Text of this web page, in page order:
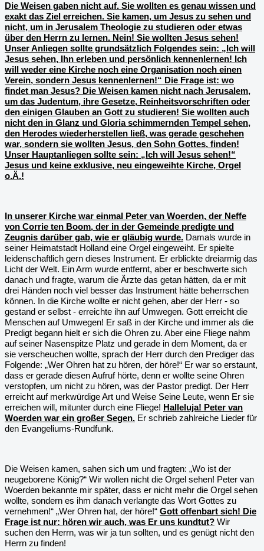
Die Weisen gaben nicht auf. Sie wollten es genau wissen und
exakt das Ziel erreichen. Sie kamen, um Jesus zu sehen und
nicht, um in Jerusalem Theologie zu studieren oder etwas
über den Herrn zu lernen. Nein! Sie wollten Jesus sehen!
Unser Anliegen sollte grundsätzlich Folgendes sein: „Ich will
Jesus sehen, Ihn erleben und persönlich kennenlernen! Ich
will weder eine Kirche noch eine Organisation noch einen
Verein, sondern Jesus kennenlernen!“ Die Frage ist: wo
findet man Jesus? Die Weisen kamen nicht nach Jerusalem,
um das Judentum, ihre Gesetze, Reinheitsvorschriften oder
den einigen Glauben an Gott zu studieren! Sie wollten auch
nicht den in Glanz und Gloria schimmernden Tempel sehen,
den Herodes wiederherstellen ließ, was gerade geschehen
war, sondern sie wollten Jesus, den Sohn Gottes, finden!
Unser Hauptanliegen sollte sein: „Ich will Jesus sehen!“
Jesus und keine exklusive, neu eingeweihte Kirche, Orgel
o.Ä.!
In unserer Kirche war einmal Peter van Woerden, der Neffe
von Corrie ten Boom, der in der Gemeinde predigte und
Zeugnis darüber gab, wie er gläubig wurde. Dam­als wurde in
seiner Heimatstadt Holland eine Orgel eingeweiht. Er spielte
leidenschaftlich gern dieses Instrument. Er erblickte dreiarmig das
Licht der Welt. Ein Arm wurde entfernt, aber er beschwerte sich
danach und fragte, warum die Ärzte das getan hätten, da er mit
drei Händen noch viel besser das Instrument hätte beherrschen
können. In die Kirche wollte er nicht gehen, aber der Herr - so
gestand er selbst - erreichte ihn auf Umwegen. Gott erreicht die
Menschen auf Umwegen! Er saß in der Kirche und immer als die
Predigt begann hielt er sich die Ohren zu. Aber eine Fliege nahm
auf seiner Nasenspitze Platz und gerade in dem Moment, da er
sie verscheuchen wollte, sprach der Herr durch den Prediger das
Folgende: „Wer Ohren hat zu hören, der höre!“ Er war so erstaunt,
dass er gerade diesen Aufruf hörte, denn er wollte seine Ohren
verstopfen, um nicht zu hören, was der Pastor predigt. Der Herr
erreicht auf merkwürdige Art und Weise Seine Leute, wenn Er sie
erreichen will, mitunter durch eine Fliege! Halleluja! Peter van
Woerden war ein großer Segen. Er schrieb zahlreiche Lieder für
den Evangeliums-Rundfunk.
Die Weisen kamen, sahen sich um und fragten: „Wo ist der
neugeborene König?“ Wir wollen nicht die Orgel sehen! Peter van
Woerden bekannte mir später, dass er nicht mehr die Orgel sehen
wollte, sondern es ihm danach verlangte das Wort Gottes zu
vernehmen!“ „Wer Ohren hat, der höre!“ Gott offenbart sich! Die
Frage ist nur: hören wir auch, was Er uns kundtut? Wir
suchen den Herrn, was wir ja tun sollten, und es genügt nicht den
Herrn zu finden!